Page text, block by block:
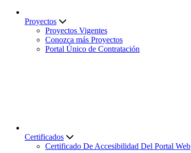
Proyectos
Proyectos Vigentes
Conozca más Proyectos
Portal Único de Contratación
Certificados
Certificado De Accesibilidad Del Portal Web